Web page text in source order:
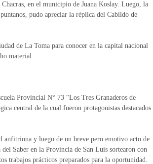
en el municipio de Juana Koslay. Luego, la
pudo apreciar la réplica del Cabildo de
de La Toma para conocer en la capital nacional
material.
Provincial N° 73 “Los Tres Granaderos de
central de la cual fueron protagonistas destacados
anfitriona y luego de un breve pero emotivo acto de
del Saber en la Provincia de San Luis sortearon con
trabajos prácticos preparados para la oportunidad.